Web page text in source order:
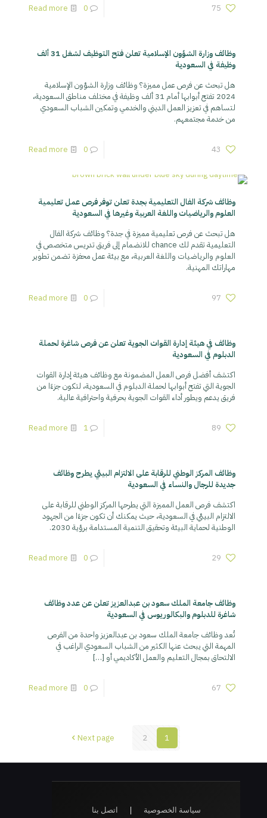
75
0
Read more
وظائف وزارة الشؤون الإسلامية تعلن فتح التوظيف لشغل 31 ألف
وظيفة في السعودية
هل تبحث عن فرص عمل مميزة؟ وظائف وزارة الشؤون الإسلامية
2024 تفتح أبوابها أمام 31 ألف وظيفة في مختلف مناطق السعودية،
لتساهم في تعزيز العمل الديني والخدمي وتمكين الشباب السعودي
من خدمة مجتمعهم.
43
0
Read more
وظائف شركة الفال التعليمية بجدة تعلن توفر فرص عمل تعليمية
العلوم والرياضيات واللغة العربية وغيرها في السعودية
هل تبحث عن فرص تعليمية مميزة في جدة؟ وظائف شركة الفال
التعليمية تقدم لك chance للانضمام إلى فريق تدريس متخصص في
العلوم والرياضيات واللغة العربية، مع بيئة عمل محفزة تضمن تطوير
مهاراتك المهنية.
97
0
Read more
وظائف في هيئة إدارة القوات الجوية تعلن عن فرص شاغرة لحملة
الدبلوم في السعودية
اكتشف أفضل فرص العمل المضمونة مع وظائف هيئة إدارة القوات
الجوية التي تفتح أبوابها لحملة الدبلوم في السعودية، لتكون جزءًا من
فريق يدعم ويطور أداء القوات الجوية بحرفية واحترافية عالية.
89
1
Read more
وظائف المركز الوطني للرقابة على الالتزام البيئي يطرح وظائف
جديدة للرجال والنساء في السعودية
اكتشف فرص العمل المميزة التي يطرحها المركز الوطني للرقابة على
الالتزام البيئي في السعودية، حيث يمكنك أن تكون جزءًا من الجهود
الوطنية لحماية البيئة وتحقيق التنمية المستدامة برؤية 2030.
29
0
Read more
وظائف جامعة الملك سعود بن عبدالعزيز تعلن عن عدد وظائف
شاغرة للدبلوم والبكالوريوس في السعودية
تُعد وظائف جامعة الملك سعود بن عبدالعزيز واحدة من الفرص
المهمة التي يبحث عنها الكثير من الشباب السعودي الراغب في
الالتحاق بمجال التعليم والعمل الأكاديمي أو […]
67
0
Read more
1
2
Next page
سياسة الخصوصية | اتصل بنا